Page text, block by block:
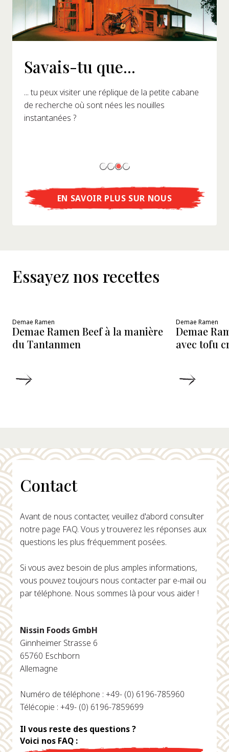
Savais-tu que...
... tu peux visiter une réplique de la petite cabane
de recherche où sont nées les nouilles
instantanées ?
EN SAVOIR PLUS SUR NOUS
Essayez nos recettes
Demae Ramen
Demae Ramen Beef à la manière
du Tantanmen
Demae Ramen
Demae
avec tofu
Contact
Avant de nous contacter, veuillez d'abord consulter
notre page FAQ. Vous y trouverez les réponses aux
questions les plus fréquemment posées.
Si vous avez besoin de plus amples informations,
vous pouvez toujours nous contacter par e-mail ou
par téléphone. Nous sommes là pour vous aider !
Nissin Foods GmbH
Ginnheimer Strasse 6
65760 Eschborn
Allemagne
Numéro de téléphone : +49- (0) 6196-785960
Télécopie : +49- (0) 6196-7859699
Il vous reste des questions ?
Voici nos FAQ :